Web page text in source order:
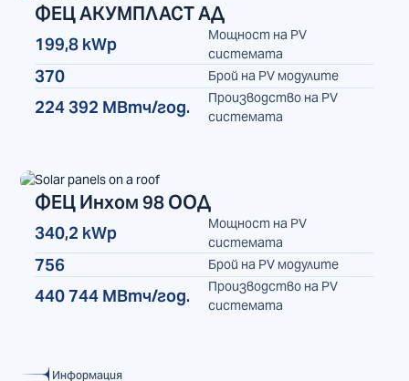
ФЕЦ
ФЕЦ АКУМПЛАСТ АД
199,8 kWp
Мощност на PV
системата
370 Брой на PV модулите
224 392 МВтч/год.
Производство на PV
системата
ФЕЦ
ФЕЦ Инхом 98 ООД
340,2 kWp
Мощност на PV
системата
756 Брой на PV модулите
440 744 МВтч/год.
Производство на PV
системата
Информация